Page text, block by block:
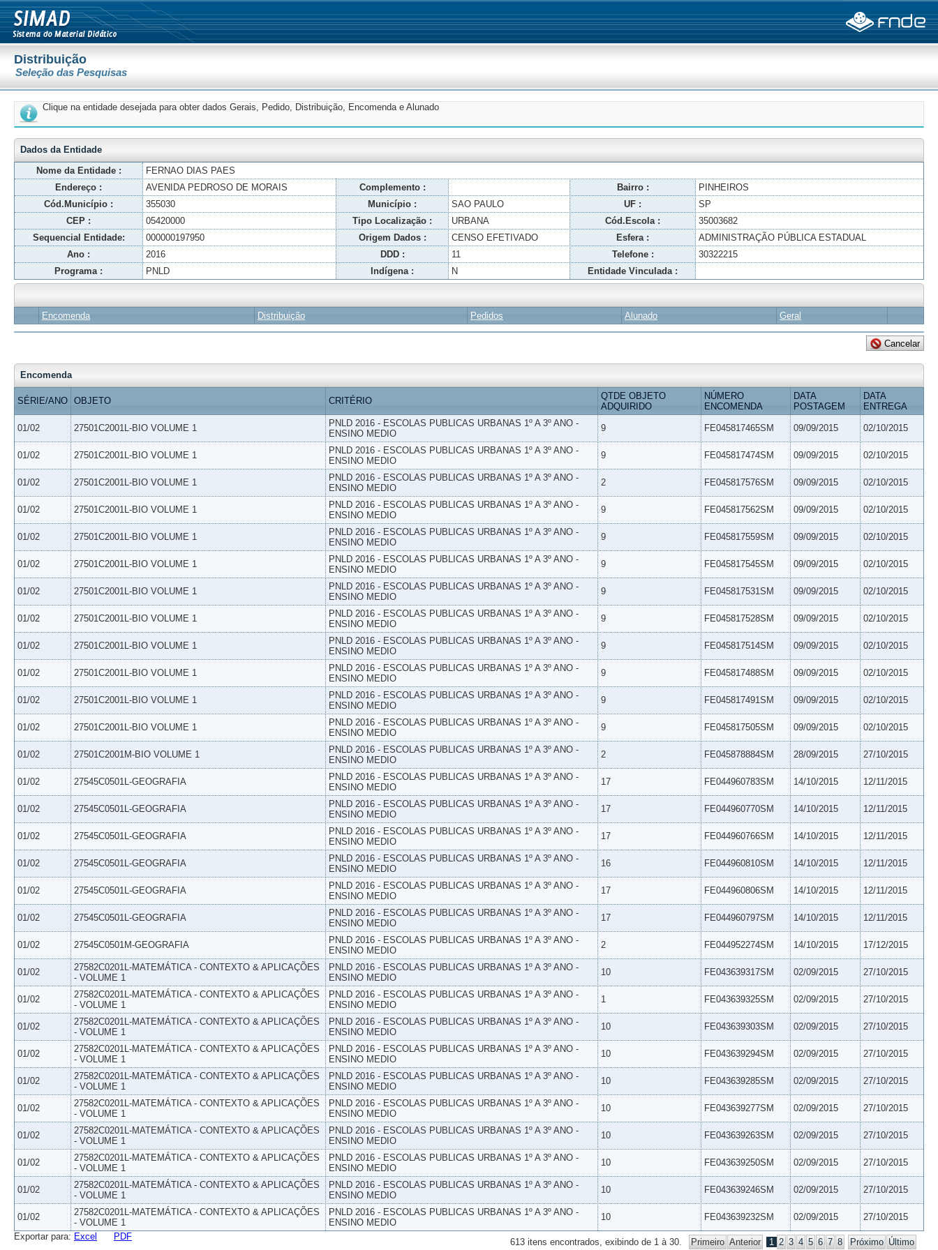
Distribuição
Seleção das Pesquisas
Clique na entidade desejada para obter dados Gerais, Pedido, Distribuição, Encomenda e Alunado
Dados da Entidade
Nome da Entidade :
FERNAO DIAS PAES
Endereço :
AVENIDA PEDROSO DE MORAIS Complemento : Bairro :
PINHEIROS
Cód.Município :
355030 Município : SAO PAULO UF :
SP
CEP :
05420000 Tipo Localização : URBANA Cód.Escola :
35003682
Sequencial Entidade:
000000197950 Origem Dados : CENSO EFETIVADO Esfera :
ADMINISTRAÇÃO PÚBLICA ESTADUAL
Ano :
2016 DDD : 11 Telefone :
30322215
Programa :
PNLD Indígena : N Entidade Vinculada :
Encomenda Distribuição Pedidos Alunado Geral
Encomenda
SÉRIE/ANO OBJETO CRITÉRIO
QTDE OBJETO
ADQUIRIDO
NÚMERO
ENCOMENDA
DATA
POSTAGEM
DATA
ENTREGA
01/02 27501C2001L-BIO VOLUME 1
PNLD 2016 - ESCOLAS PUBLICAS URBANAS 1º A 3º ANO -
ENSINO MEDIO
9 FE045817465SM 09/09/2015 02/10/2015
01/02 27501C2001L-BIO VOLUME 1
PNLD 2016 - ESCOLAS PUBLICAS URBANAS 1º A 3º ANO -
ENSINO MEDIO
9 FE045817474SM 09/09/2015 02/10/2015
01/02 27501C2001L-BIO VOLUME 1
PNLD 2016 - ESCOLAS PUBLICAS URBANAS 1º A 3º ANO -
ENSINO MEDIO
2 FE045817576SM 09/09/2015 02/10/2015
01/02 27501C2001L-BIO VOLUME 1
PNLD 2016 - ESCOLAS PUBLICAS URBANAS 1º A 3º ANO -
ENSINO MEDIO
9 FE045817562SM 09/09/2015 02/10/2015
01/02 27501C2001L-BIO VOLUME 1
PNLD 2016 - ESCOLAS PUBLICAS URBANAS 1º A 3º ANO -
ENSINO MEDIO
9 FE045817559SM 09/09/2015 02/10/2015
01/02 27501C2001L-BIO VOLUME 1
PNLD 2016 - ESCOLAS PUBLICAS URBANAS 1º A 3º ANO -
ENSINO MEDIO
9 FE045817545SM 09/09/2015 02/10/2015
01/02 27501C2001L-BIO VOLUME 1
PNLD 2016 - ESCOLAS PUBLICAS URBANAS 1º A 3º ANO -
ENSINO MEDIO
9 FE045817531SM 09/09/2015 02/10/2015
01/02 27501C2001L-BIO VOLUME 1
PNLD 2016 - ESCOLAS PUBLICAS URBANAS 1º A 3º ANO -
ENSINO MEDIO
9 FE045817528SM 09/09/2015 02/10/2015
01/02 27501C2001L-BIO VOLUME 1
PNLD 2016 - ESCOLAS PUBLICAS URBANAS 1º A 3º ANO -
ENSINO MEDIO
9 FE045817514SM 09/09/2015 02/10/2015
01/02 27501C2001L-BIO VOLUME 1
PNLD 2016 - ESCOLAS PUBLICAS URBANAS 1º A 3º ANO -
ENSINO MEDIO
9 FE045817488SM 09/09/2015 02/10/2015
01/02 27501C2001L-BIO VOLUME 1
PNLD 2016 - ESCOLAS PUBLICAS URBANAS 1º A 3º ANO -
ENSINO MEDIO
9 FE045817491SM 09/09/2015 02/10/2015
01/02 27501C2001L-BIO VOLUME 1
PNLD 2016 - ESCOLAS PUBLICAS URBANAS 1º A 3º ANO -
ENSINO MEDIO
9 FE045817505SM 09/09/2015 02/10/2015
01/02 27501C2001M-BIO VOLUME 1
PNLD 2016 - ESCOLAS PUBLICAS URBANAS 1º A 3º ANO -
ENSINO MEDIO
2 FE045878884SM 28/09/2015 27/10/2015
01/02 27545C0501L-GEOGRAFIA
PNLD 2016 - ESCOLAS PUBLICAS URBANAS 1º A 3º ANO -
ENSINO MEDIO
17 FE044960783SM 14/10/2015 12/11/2015
01/02 27545C0501L-GEOGRAFIA
PNLD 2016 - ESCOLAS PUBLICAS URBANAS 1º A 3º ANO -
ENSINO MEDIO
17 FE044960770SM 14/10/2015 12/11/2015
01/02 27545C0501L-GEOGRAFIA
PNLD 2016 - ESCOLAS PUBLICAS URBANAS 1º A 3º ANO -
ENSINO MEDIO
17 FE044960766SM 14/10/2015 12/11/2015
01/02 27545C0501L-GEOGRAFIA
PNLD 2016 - ESCOLAS PUBLICAS URBANAS 1º A 3º ANO -
ENSINO MEDIO
16 FE044960810SM 14/10/2015 12/11/2015
01/02 27545C0501L-GEOGRAFIA
PNLD 2016 - ESCOLAS PUBLICAS URBANAS 1º A 3º ANO -
ENSINO MEDIO
17 FE044960806SM 14/10/2015 12/11/2015
01/02 27545C0501L-GEOGRAFIA
PNLD 2016 - ESCOLAS PUBLICAS URBANAS 1º A 3º ANO -
ENSINO MEDIO
17 FE044960797SM 14/10/2015 12/11/2015
01/02 27545C0501M-GEOGRAFIA
PNLD 2016 - ESCOLAS PUBLICAS URBANAS 1º A 3º ANO -
ENSINO MEDIO
2 FE044952274SM 14/10/2015 17/12/2015
01/02
27582C0201L-MATEMÁTICA - CONTEXTO & APLICAÇÕES
- VOLUME 1
PNLD 2016 - ESCOLAS PUBLICAS URBANAS 1º A 3º ANO -
ENSINO MEDIO
10 FE043639317SM 02/09/2015 27/10/2015
01/02
27582C0201L-MATEMÁTICA - CONTEXTO & APLICAÇÕES
- VOLUME 1
PNLD 2016 - ESCOLAS PUBLICAS URBANAS 1º A 3º ANO -
ENSINO MEDIO
1 FE043639325SM 02/09/2015 27/10/2015
01/02
27582C0201L-MATEMÁTICA - CONTEXTO & APLICAÇÕES
- VOLUME 1
PNLD 2016 - ESCOLAS PUBLICAS URBANAS 1º A 3º ANO -
ENSINO MEDIO
10 FE043639303SM 02/09/2015 27/10/2015
01/02
27582C0201L-MATEMÁTICA - CONTEXTO & APLICAÇÕES
- VOLUME 1
PNLD 2016 - ESCOLAS PUBLICAS URBANAS 1º A 3º ANO -
ENSINO MEDIO
10 FE043639294SM 02/09/2015 27/10/2015
01/02
27582C0201L-MATEMÁTICA - CONTEXTO & APLICAÇÕES
- VOLUME 1
PNLD 2016 - ESCOLAS PUBLICAS URBANAS 1º A 3º ANO -
ENSINO MEDIO
10 FE043639285SM 02/09/2015 27/10/2015
01/02
27582C0201L-MATEMÁTICA - CONTEXTO & APLICAÇÕES
- VOLUME 1
PNLD 2016 - ESCOLAS PUBLICAS URBANAS 1º A 3º ANO -
ENSINO MEDIO
10 FE043639277SM 02/09/2015 27/10/2015
01/02
27582C0201L-MATEMÁTICA - CONTEXTO & APLICAÇÕES
- VOLUME 1
PNLD 2016 - ESCOLAS PUBLICAS URBANAS 1º A 3º ANO -
ENSINO MEDIO
10 FE043639263SM 02/09/2015 27/10/2015
01/02
27582C0201L-MATEMÁTICA - CONTEXTO & APLICAÇÕES
- VOLUME 1
PNLD 2016 - ESCOLAS PUBLICAS URBANAS 1º A 3º ANO -
ENSINO MEDIO
10 FE043639250SM 02/09/2015 27/10/2015
01/02
27582C0201L-MATEMÁTICA - CONTEXTO & APLICAÇÕES
- VOLUME 1
PNLD 2016 - ESCOLAS PUBLICAS URBANAS 1º A 3º ANO -
ENSINO MEDIO
10 FE043639246SM 02/09/2015 27/10/2015
01/02
27582C0201L-MATEMÁTICA - CONTEXTO & APLICAÇÕES
- VOLUME 1
PNLD 2016 - ESCOLAS PUBLICAS URBANAS 1º A 3º ANO -
ENSINO MEDIO
10 FE043639232SM 02/09/2015 27/10/2015
613 itens encontrados, exibindo de 1 à 30. Primeiro Anterior 1 2 3 4 5 6 7 8 Próximo Último
Exportar para: Excel PDF